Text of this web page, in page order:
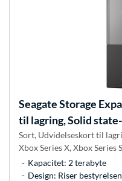
SeagateStorage
til lagring, Solid
Sort, Udvidelseskort til
Xbox Series X, Xbox Series S
Kapacitet: 2 terabyte
Design: Riser bestyrelsen